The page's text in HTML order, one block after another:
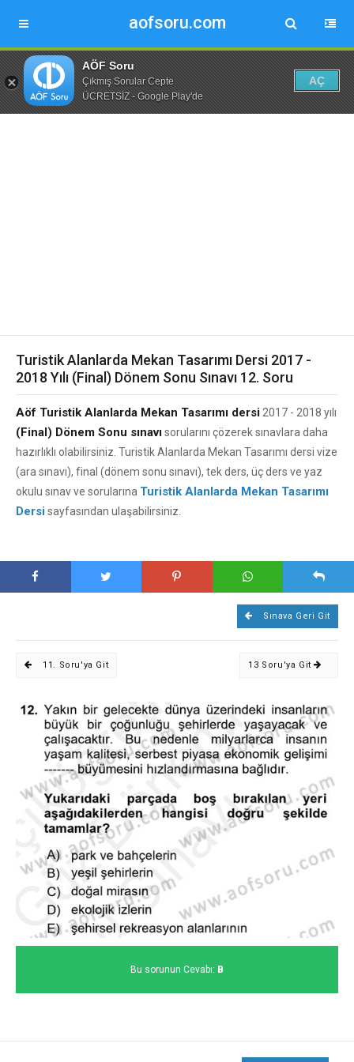
aofsoru.com
AÖF Soru
Çıkmış Sorular Cepte
ÜCRETSİZ - Google Play'de
AÇ
Turistik Alanlarda Mekan Tasarımı Dersi 2017 -
2018 Yılı (Final) Dönem Sonu Sınavı 12. Soru
Aöf Turistik Alanlarda Mekan Tasarımı dersi 2017 - 2018 yılı
(Final) Dönem Sonu sınavısorularını çözerek sınavlara daha
hazırlıklı olabilirsiniz. Turistik Alanlarda Mekan Tasarımı dersi vize
(ara sınavı), final (dönem sonu sınavı), tek ders, üç ders ve yaz
okulu sınav ve sorularına Turistik Alanlarda Mekan Tasarımı
Dersisayfasından ulaşabilirsiniz.
Sınava Geri Git
11. Soru'ya Git 13 Soru'ya Git
Bu sorunun Cevabı: B